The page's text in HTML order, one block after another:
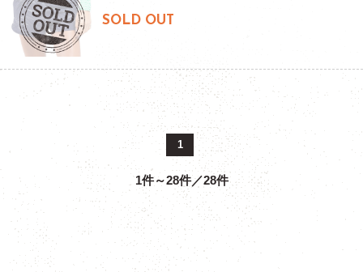
SOLD OUT
1
1件～28件／28件